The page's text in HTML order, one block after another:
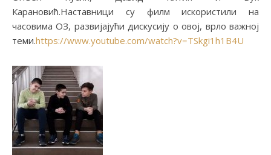
Карановић.Наставници су филм искористили на
часовима ОЗ, развијајући дискусију о овој, врло важној
теми.https://www.youtube.com/watch?v=TSkgi1h1B4U